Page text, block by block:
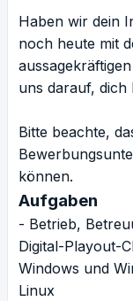
Haben wir dein
noch heute mit
uns darauf,
Bitte beachte,
können.
Aufgaben
- Betrieb,
Digital-Playout-
Windows und
Linux